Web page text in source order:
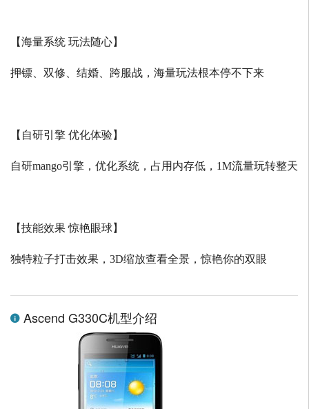
【海量系统 玩法随心】
押镖、双修、结婚、跨服战，海量玩法根本停不下来
【自研引擎 优化体验】
自研mango引擎，优化系统，占用内存低， 1M流量玩转整天
【技能效果 惊艳眼球】
独特粒子打击效果， 3D缩放查看全景，惊艳你的双眼
Ascend G330C机型介绍